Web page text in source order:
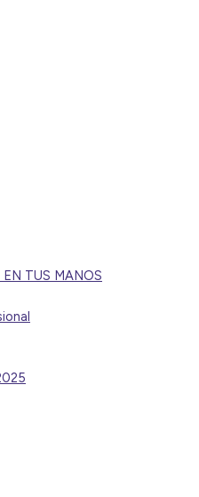
TUS MANOS